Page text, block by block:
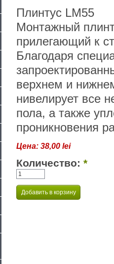
Плинтус LM55
Монтажный
прилегающий к
Благодаря
верхнем и
нивелирует все
пола, а также
проникновения
Цена: 38,00 lei
Количество: *